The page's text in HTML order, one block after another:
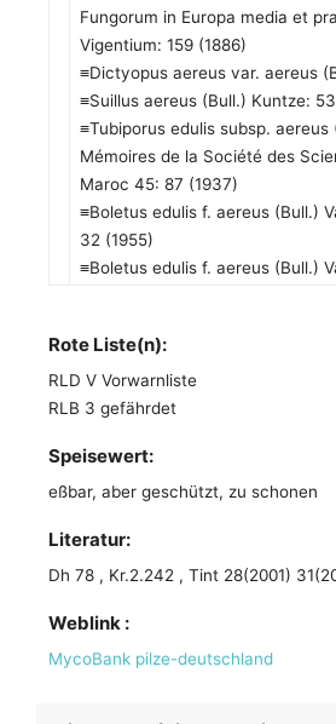
Fungorum in Europa media et
Vigentium: 159 (1886)
≡Dictyopus aereus var. aereus
≡Suillus aereus (Bull.) Kuntze:
≡Tubiporus edulis subsp. aereus
Mémoires de la Société des
Maroc 45: 87 (1937)
≡Boletus edulis f. aereus (Bull.)
32 (1955)
≡Boletus edulis f. aereus (Bull.)
Rote Liste(n):
RLD V Vorwarnliste
RLB 3 gefährdet
Speisewert:
eßbar, aber geschützt, zu schonen
Literatur:
Dh 78 , Kr.2.242 , Tint 28(2001)
Weblink :
MycoBank pilze-deutschland